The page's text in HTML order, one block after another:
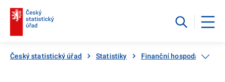
Český statistický úřad Statistiky Finanční hospodaření